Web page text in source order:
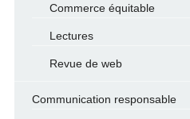
Commerce équitable
Lectures
Revue de web
Communication responsable